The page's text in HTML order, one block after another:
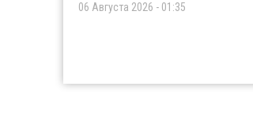
06 Августа 2026 - 01:35